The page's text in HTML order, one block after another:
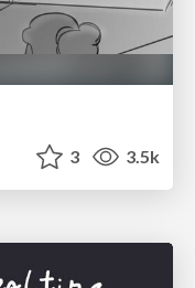
3 3.5k